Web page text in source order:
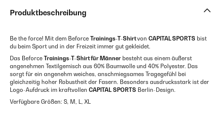
Produktbeschreibung
Be the force! Mit dem Beforce Trainings-T-Shirtvon CAPITAL SPORTS bist
du beim Sport und in der Freizeit immer gut gekleidet.
Das Beforce Trainings-T-Shirt für Männer besteht aus einem äußerst
angenehmen Textilgemisch aus 60% Baumwolle und 40% Polyester. Das
sorgt für ein angenehm weiches, anschmiegsames Tragegefühl bei
gleichzeitig hoher Robustheit der Fasern. Besonders ausdrucksstark ist der
Logo-Aufdruck im kraftvollen CAPITAL SPORTS Berlin-Design.
Verfügbare Größen: S, M, L, XL